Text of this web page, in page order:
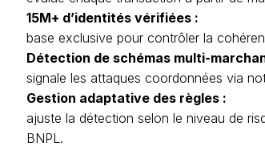
15M+ d’identités vérifiées :
base exclusive pour contrôler la
Détection de schémas multi-
signale les attaques coordonnées via
Gestion adaptative des règles :
ajuste la détection selon le niveau de
BNPL.